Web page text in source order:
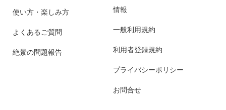
使い方・楽しみ方
よくあるご質問
絶景の問題報告
情報
一般利用規約
利用者登録規約
プライバシーポリシー
お問合せ